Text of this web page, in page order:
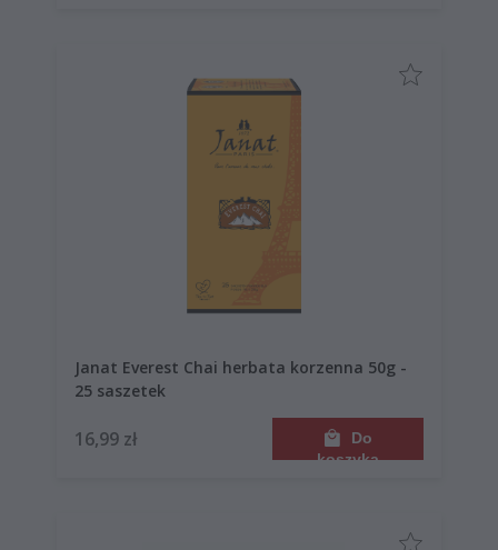
Janat Everest Chai herbata korzenna 50g -
25 saszetek
16,99 zł
Do
koszyka